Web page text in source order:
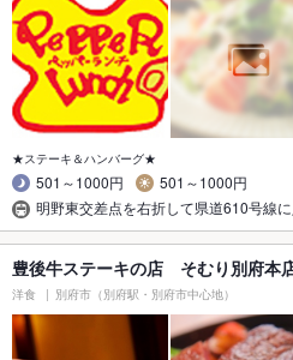
★ステーキ＆ハンバーグ★
501～1000円
501～1000円
明野東交差点を右折して県道610号線
豊後牛ステーキの店 そむり別府本
洋食 別府市（別府駅・別府市中心地）